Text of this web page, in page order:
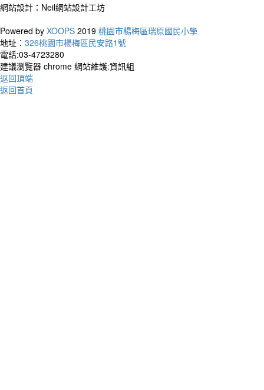
網站設計：Neil網站設計工坊
Powered by XOOPS 2019 桃園市楊梅區瑞原國民小學
地址： 326桃園市楊梅區民安路1號
電話:03-4723280
建議瀏覽器 chrome 網站維護:資訊組
返回頂端
返回首頁